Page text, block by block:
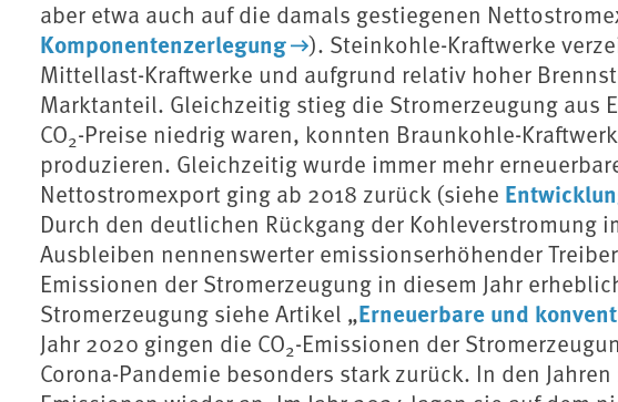
aber etwa auch auf die damals gestiegenen
Komponentenzerlegung
). Steinkohle-Kraftwerke
Mittellast-Kraftwerke und aufgrund relativ hoher
Marktanteil. Gleichzeitig stieg die Stromerzeugung aus
CO2-Preise niedrig waren, konnten Braunkohle-
produzieren. Gleichzeitig wurde immer mehr
Nettostromexport ging ab 2018 zurück (siehe
Durch den deutlichen Rückgang der Kohleverstromung
Ausbleiben nennenswerter emissionserhöhender
Emissionen der Stromerzeugung in diesem Jahr
Stromerzeugung siehe Artikel „Erneuerbare und
Jahr 2020 gingen die CO2-Emissionen der
Corona-Pandemie besonders stark zurück. In den